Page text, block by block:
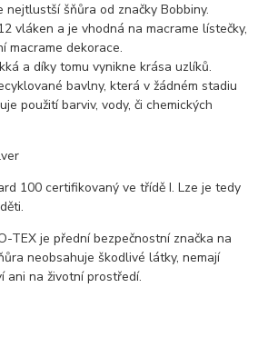
nejtlustší šňůra od značky Bobbiny.
vláken a je vhodná na macrame lístečky,
macrame dekorace.
a díky tomu vynikne krása uzlíků.
bavlny, která v žádném stadiu
použití barviv, vody, či chemických
100 certifikovaný ve třídě I. Lze je tedy
TEX je přední bezpečnostní značka na
neobsahuje škodlivé látky, nemají
ani na životní prostředí.